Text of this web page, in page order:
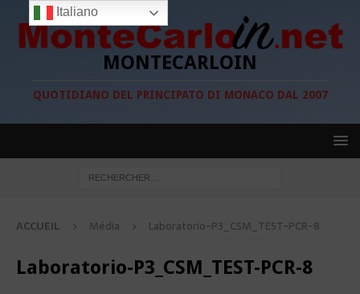
MONTECARLOIN
QUOTIDIANO DEL PRINCIPATO DI MONACO DAL 2007
ACCUEIL Média Laboratorio-P3_CSM_TEST-PCR-8
Laboratorio-P3_CSM_TEST-PCR-8
Italiano